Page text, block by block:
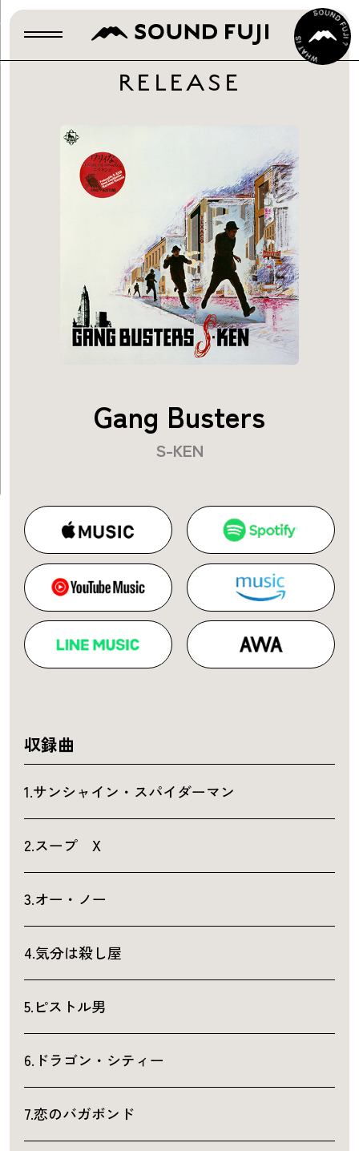
RELEASE
Gang Busters
S-KEN
収録曲
1.サンシャイン・スパイダーマン
2.スープ X
3.オー・ノー
4.気分は殺し屋
5.ピストル男
6.ドラゴン・シティー
7.恋のバガボンド